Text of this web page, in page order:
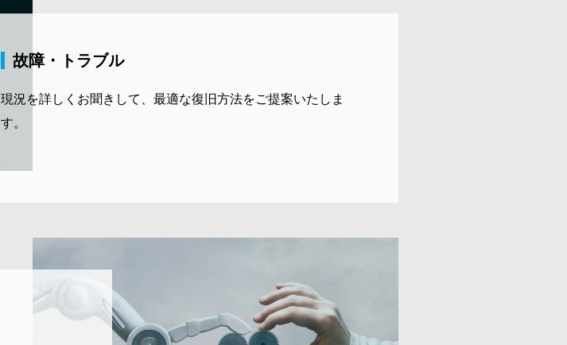
故障・トラブル
現況を詳しくお聞きして、最適な復旧方法をご提案いたしま
す。